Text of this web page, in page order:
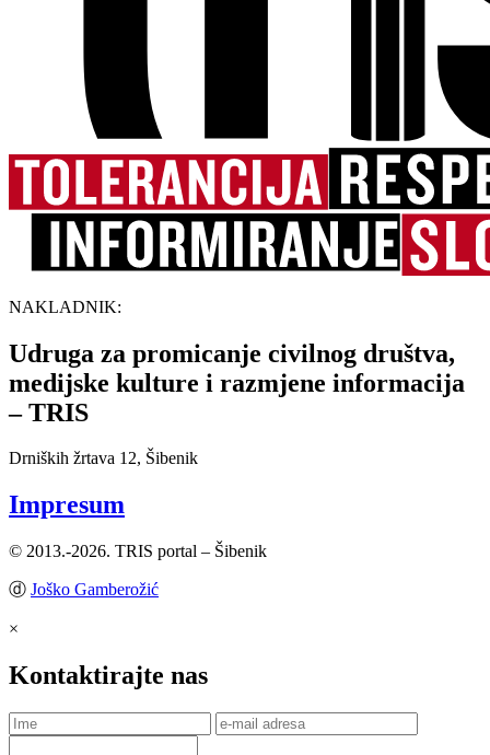
NAKLADNIK:
Udruga za promicanje civilnog društva,
medijske kulture i razmjene informacija
– TRIS
Drniških žrtava 12, Šibenik
Impresum
© 2013.-2026. TRIS portal – Šibenik
ⓓ Joško Gamberožić
×
Kontaktirajte nas